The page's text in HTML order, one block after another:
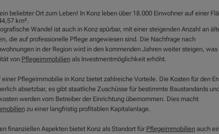
beliebter Ort zum Leben! In Konz leben über 18.000 Einwohner auf einer
km².
Wandel ist auch in Konz spürbar, mit einer steigenden Anzahl an
die auf professionelle Pflege angewiesen sind. Die Nachfrage nach
in der Region wird in den kommenden Jahren weiter steigen, was
von Pflegeimmobilienals Investmentmöglichkeit erhöht.
einer Pflegeimmobilie in Konz bietet zahlreiche Vorteile. Die Kosten für den
absetzbar, es gibt staatliche Zuschüsse für bestimmte Baustandards
werden vom Betreiber der Einrichtung übernommen. Dies macht
zu einer langfristig profitablen Kapitalanlage.
finanziellen Aspekten bietet Konz als Standort für Pflegeimmobilienauch